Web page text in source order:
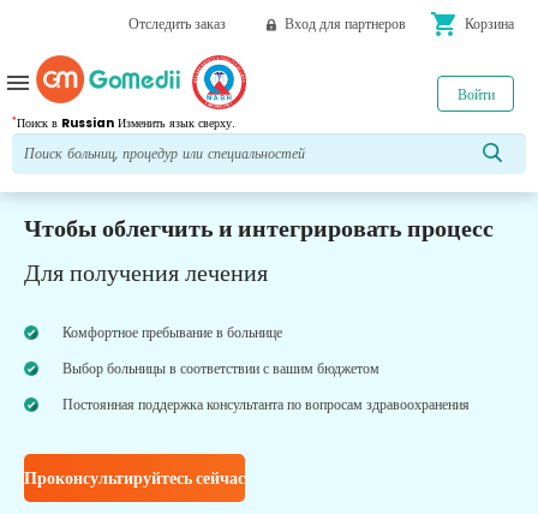
Отследить заказ Вход для партнеров shopping_cart Корзина
*Поиск в Russian Изменить язык сверху.
Войти
menu
Чтобы облегчить и интегрировать процесс
Для получения лечения
Комфортное пребывание в больнице
Выбор больницы в соответствии с вашим бюджетом
Постоянная поддержка консультанта по вопросам здравоохранения
Проконсультируйтесь сейчас